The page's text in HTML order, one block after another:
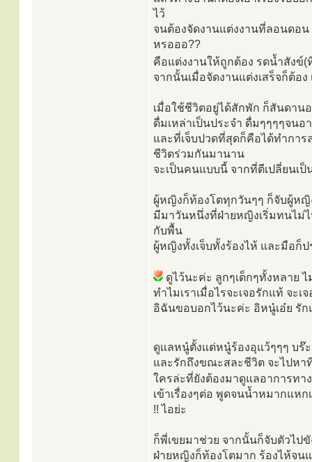
ไว้
จนต้องจัดงานแต่งงานที่ลอนดอ
หรอออ??
คือแต่งงานให้ถูกต้อง รดน้ำสังข์
จากนั้นเมื่อจัดงานแต่งเสร็จก็ต้อ
เมื่อใช้ชีวิตอยู่ได้สักพัก ก็สันดาน
ดื่มเหล่าเป็นประจำ ดื่มๆๆๆๆจนอ
และที่เจ็บปวดที่สุดก็คือได้ทำกา
ชีวิตร่วมกันมานาน
จะเป็นคนแบบนี้ จากที่ตีเปลี่ยนเ
ผู้หญิงก็ท้องโตทุกวันๆๆ ก็จับผู้ห
มีมาวันหนึ่งที่ฝ่ายหญิงเริ่มทนไม่
กับพื้น
ผู้หญิงทั้งเจ็บทั้งร้องไห้ และมือก็
ดูไว้นะค่ะ ลูกๆเด็กๆทั้งหลาย
ทำไมเราเมื่อไรจะเจอรักแท้ จะ
อิฉันขอบอกไว้นะค่ะ อิหนู๋เอ๋ย รั
ดูแลหนู๋ตั้งแต่หนู๋ร้องอุแว้ๆๆๆ บร๊
และรักถึงขณะสละชีวิต จะไปหา
ใครล่ะที่ยังต้องมาดูแลอาการทา
เข้าเรื่องๆต่อ พูดจนน้ำหมากแห
!! ไอย่ะ
ก็พี่เขยมาช่วย จากนั้นก็จับตัวไป
ฝ่ายหญิงก็ท้องโตมาก ร้องไห้จน